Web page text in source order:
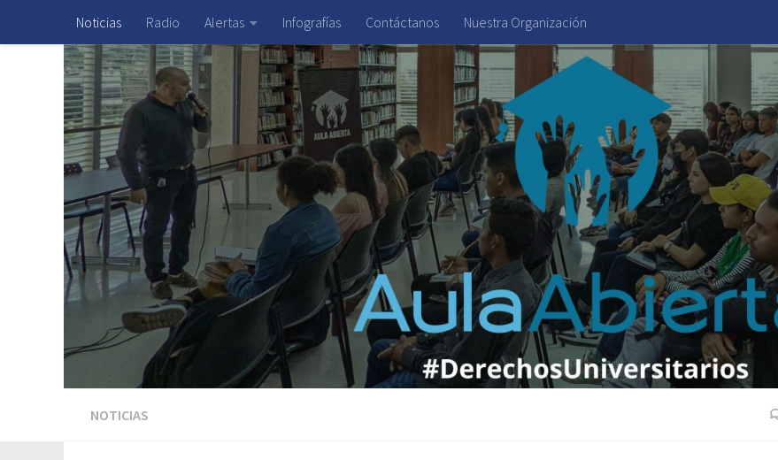
Saltar al contenido
Noticias Radio Alertas Infografías Contáctanos Nuestra Organización
NOTICIAS